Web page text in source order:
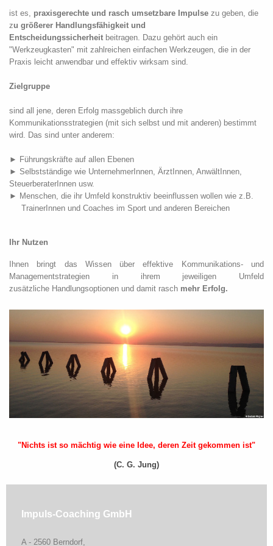
ist es, praxisgerechte und rasch umsetzbare Impulse zu geben, die
zu größerer Handlungsfähigkeit und
Entscheidungssicherheit beitragen. Dazu gehört auch ein
"Werkzeugkasten" mit zahlreichen einfachen Werkzeugen, die in der
Praxis leicht anwendbar und effektiv wirksam sind.
Zielgruppe
sind all jene, deren Erfolg massgeblich durch ihre
Kommunikationsstrategien (mit sich selbst und mit anderen) bestimmt
wird. Das sind unter anderem:
► Führungskräfte auf allen Ebenen
► Selbstständige wie UnternehmerInnen, ÄrztInnen, AnwältInnen,
SteuerberaterInnen usw.
► Menschen, die ihr Umfeld konstruktiv beeinflussen wollen wie z.B.
TrainerInnen und Coaches im Sport und anderen Bereichen
Ihr Nutzen
Ihnen bringt das Wissen über effektive Kommunikations- und
Managementstrategien in ihrem jeweiligen Umfeld
zusätzliche Handlungsoptionen und damit rasch mehr Erfolg.
"Nichts ist so mächtig wie eine Idee, deren Zeit gekommen ist"
(C. G. Jung)
Impuls-Coaching GmbH
A - 2560 Berndorf,